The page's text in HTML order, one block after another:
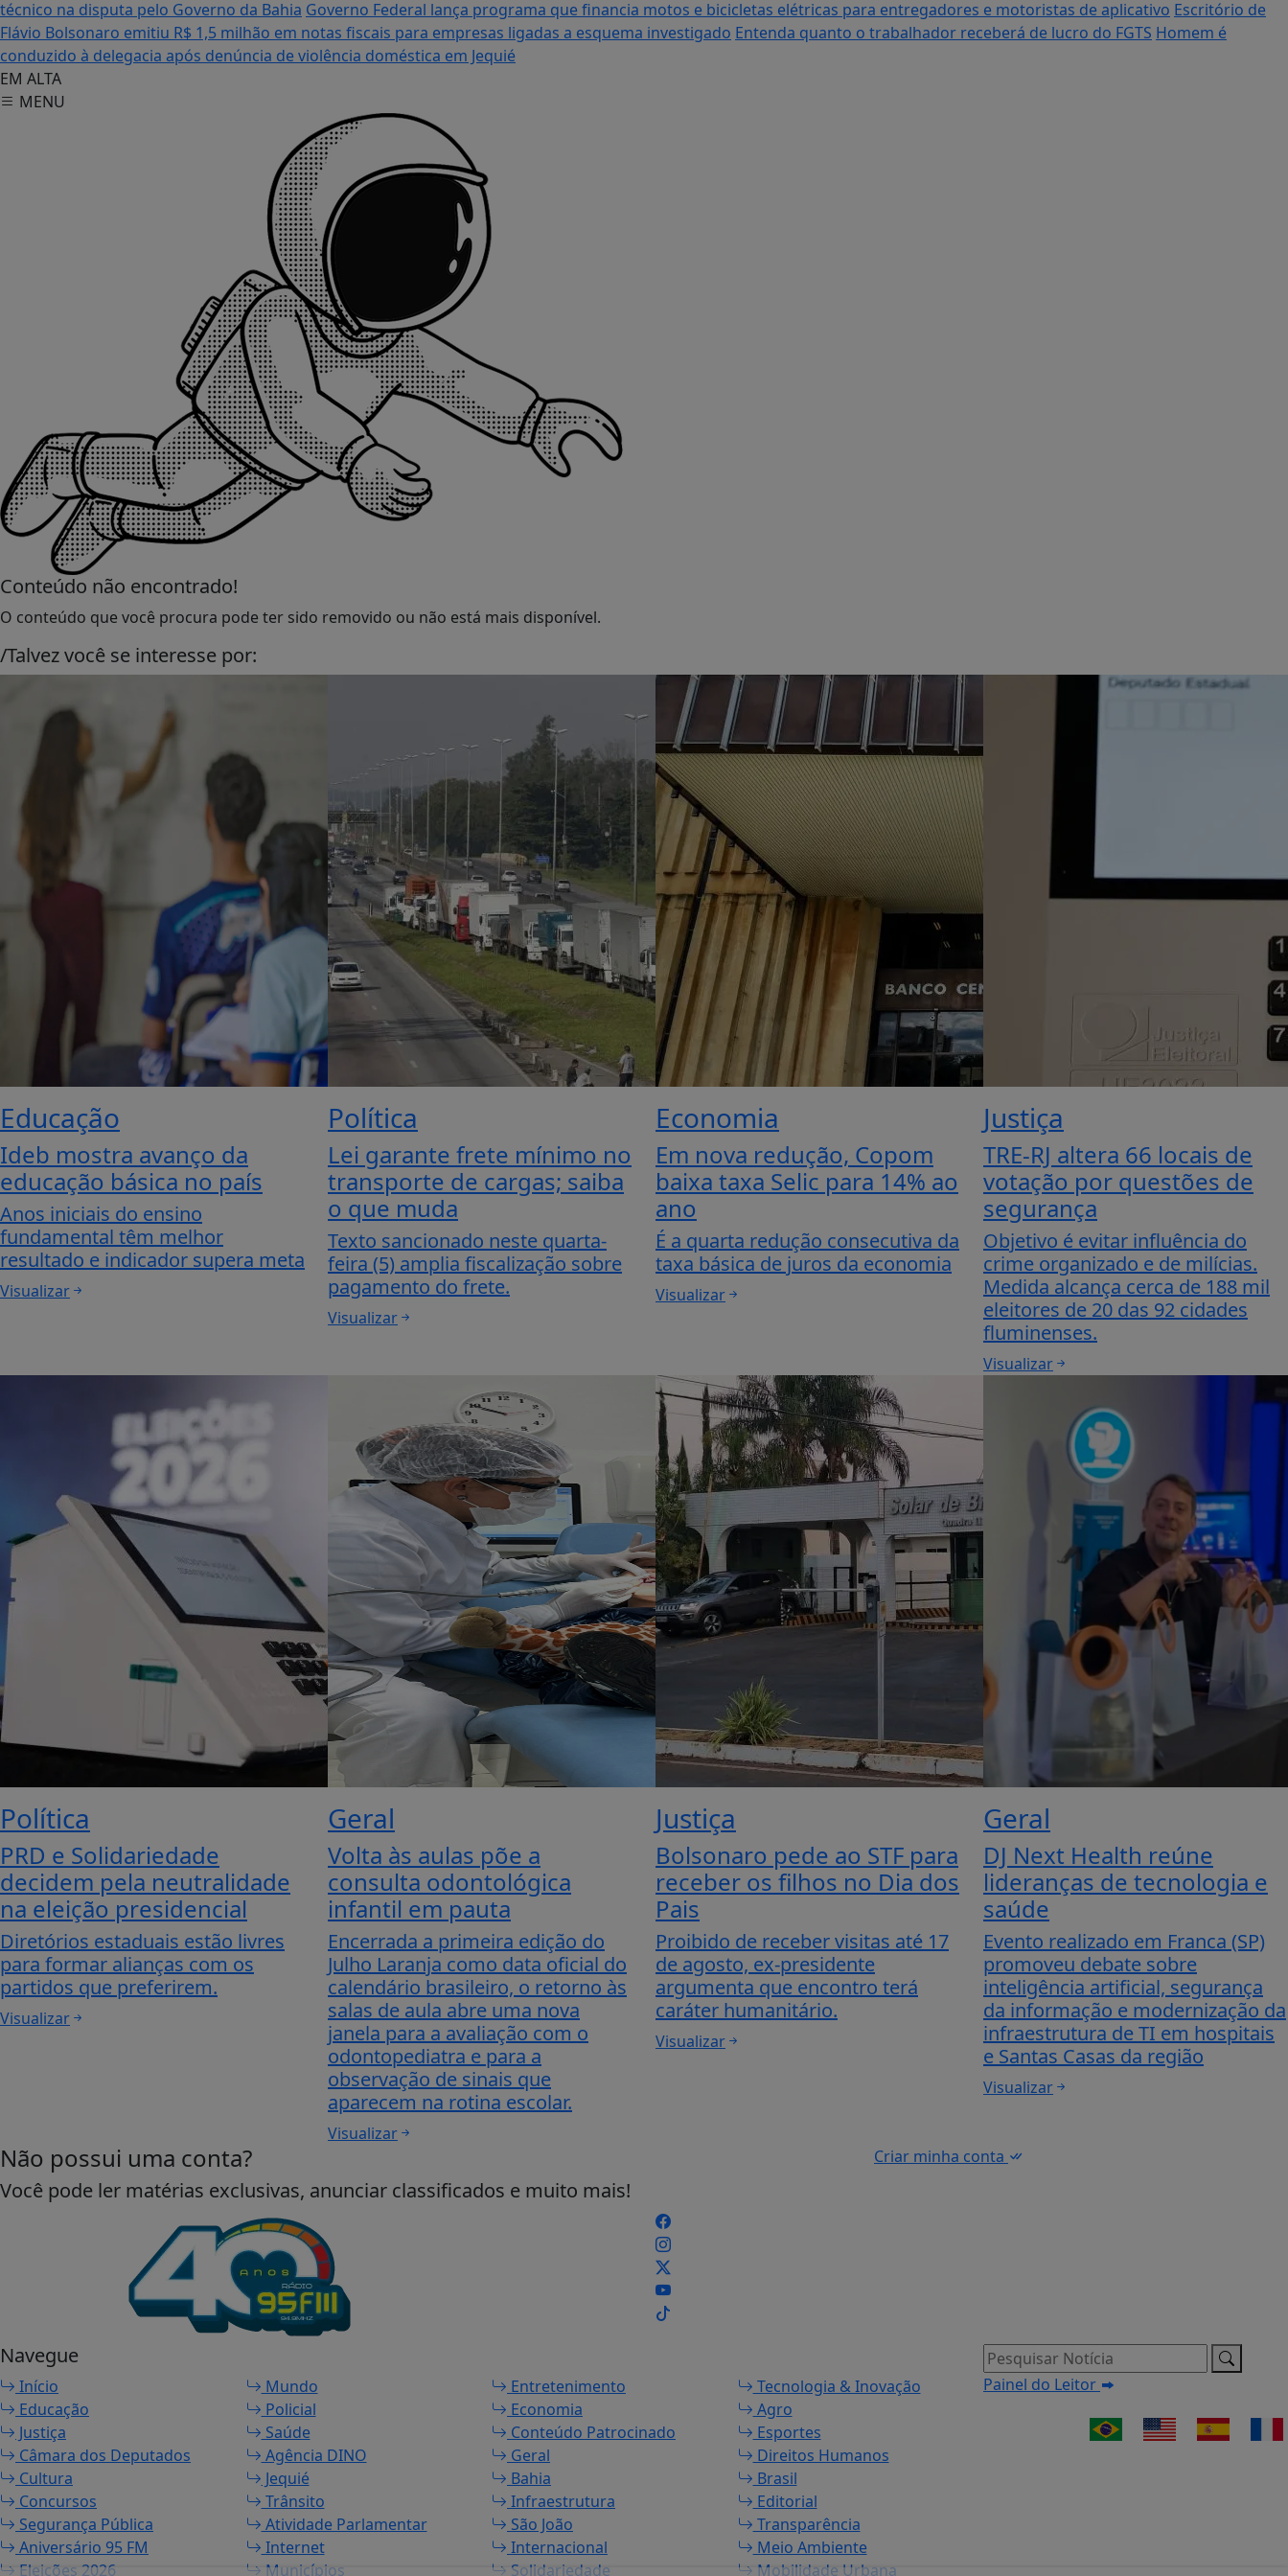
técnico na disputa pelo Governo da Bahia Governo Federal lança programa que financia motos e bicicletas elétricas para entregadores e motoristas de aplicativo Escritório de
Flávio Bolsonaro emitiu R$ 1,5 milhão em notas fiscais para empresas ligadas a esquema investigado Entenda quanto o trabalhador receberá de lucro do FGTS Homem é
conduzido à delegacia após denúncia de violência doméstica em Jequié
EM ALTA
MENU
Conteúdo não encontrado!
O conteúdo que você procura pode ter sido removido ou não está mais disponível.
/Talvez você se interesse por:
Educação
Ideb mostra avanço da
educação básica no país
Anos iniciais do ensino
fundamental têm melhor
resultado e indicador supera meta
Visualizar
Política
Lei garante frete mínimo no
transporte de cargas; saiba
o que muda
Texto sancionado neste quarta-
feira (5) amplia fiscalização sobre
pagamento do frete.
Visualizar
Economia
Em nova redução, Copom
baixa taxa Selic para 14% ao
ano
É a quarta redução consecutiva da
taxa básica de juros da economia
Visualizar
Justiça
TRE-RJ altera 66 locais de
votação por questões de
segurança
Objetivo é evitar influência do
crime organizado e de milícias.
Medida alcança cerca de 188 mil
eleitores de 20 das 92 cidades
fluminenses.
Visualizar
Política
PRD e Solidariedade
decidem pela neutralidade
na eleição presidencial
Diretórios estaduais estão livres
para formar alianças com os
partidos que preferirem.
Visualizar
Geral
Volta às aulas põe a
consulta odontológica
infantil em pauta
Encerrada a primeira edição do
Julho Laranja como data oficial do
calendário brasileiro, o retorno às
salas de aula abre uma nova
janela para a avaliação com o
odontopediatra e para a
observação de sinais que
aparecem na rotina escolar.
Visualizar
Justiça
Bolsonaro pede ao STF para
receber os filhos no Dia dos
Pais
Proibido de receber visitas até 17
de agosto, ex-presidente
argumenta que encontro terá
caráter humanitário.
Visualizar
Geral
DJ Next Health reúne
lideranças de tecnologia e
saúde
Evento realizado em Franca (SP)
promoveu debate sobre
inteligência artificial, segurança
da informação e modernização da
infraestrutura de TI em hospitais
e Santas Casas da região
Visualizar
Não possui uma conta?
Você pode ler matérias exclusivas, anunciar classificados e muito mais!
Criar minha conta
Navegue
Início Mundo Entretenimento
Tecnologia & Inovação
Educação
Policial Economia
Agro
Justiça
Saúde Conteúdo Patrocinado
Esportes
Câmara dos Deputados
Agência DINO Geral
Direitos Humanos
Cultura
Jequié Bahia
Brasil
Concursos
Trânsito Infraestrutura
Editorial
Segurança Pública
Atividade Parlamentar São João
Transparência
Aniversário 95 FM
Internet Internacional
Meio Ambiente
Eleições 2026
Municípios Solidariedade Mobilidade Urbana
Pesquisar Notícia
Painel do Leitor